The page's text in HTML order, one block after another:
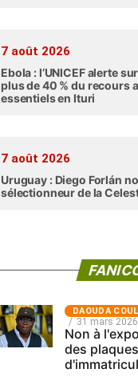
7 août 2026
Ebola : l’UNICEF alerte
plus de 40 % du recours
essentiels en Ituri
7 août 2026
Uruguay : Diego Forlán
sélectionneur de la
‎DAOUDA
31 mars 2026
Non à
des plaques